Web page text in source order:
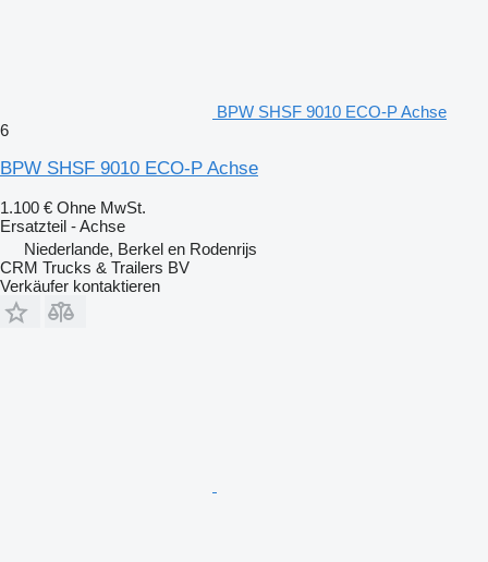
BPW SHSF 9010 ECO-P Achse
6
BPW SHSF 9010 ECO-P Achse
1.100 € Ohne MwSt.
Ersatzteil - Achse
Niederlande, Berkel en Rodenrijs
CRM Trucks & Trailers BV
Verkäufer kontaktieren